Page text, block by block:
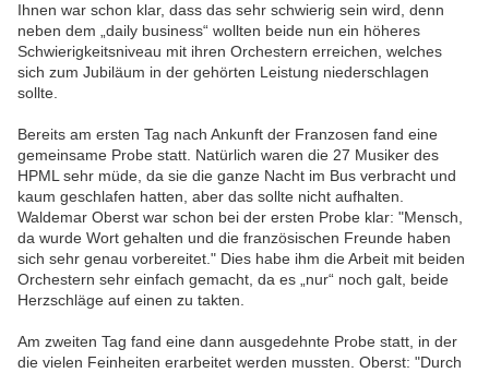
Ihnen war schon klar, dass das sehr schwierig sein wird, denn
neben dem „daily business“ wollten beide nun ein höheres
Schwierigkeitsniveau mit ihren Orchestern erreichen, welches
sich zum Jubiläum in der gehörten Leistung niederschlagen
sollte.
Bereits am ersten Tag nach Ankunft der Franzosen fand eine
gemeinsame Probe statt. Natürlich waren die 27 Musiker des
HPML sehr müde, da sie die ganze Nacht im Bus verbracht und
kaum geschlafen hatten, aber das sollte nicht aufhalten.
Waldemar Oberst war schon bei der ersten Probe klar: "Mensch,
da wurde Wort gehalten und die französischen Freunde haben
sich sehr genau vorbereitet." Dies habe ihm die Arbeit mit beiden
Orchestern sehr einfach gemacht, da es „nur“ noch galt, beide
Herzschläge auf einen zu takten.
Am zweiten Tag fand eine dann ausgedehnte Probe statt, in der
die vielen Feinheiten erarbeitet werden mussten. Oberst: "Durch